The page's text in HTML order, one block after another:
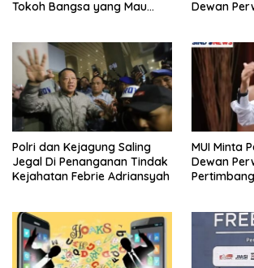
Tokoh Bangsa yang Mau
Dewan
Polri dan Kejagung Saling
Jegal Di Penanganan Tindak
Kejahatan Febrie Adriansyah
MUI Minta
Dewan